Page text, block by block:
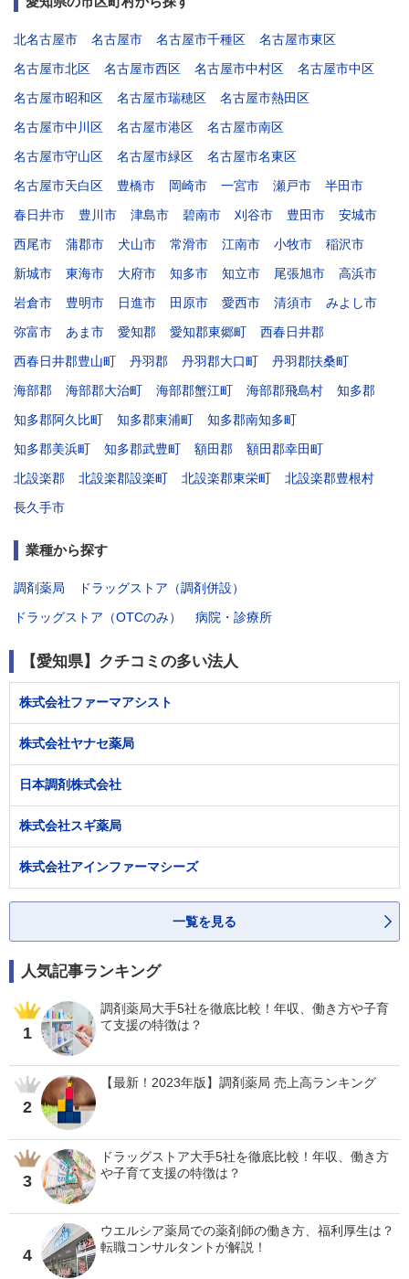
北名古屋市 名古屋市 名古屋市千種区
名古屋市東区
名古屋市北区
名古屋市西区 名古屋市中村区
名古屋市中区
名古屋市昭和区
名古屋市瑞穂区
名古屋市熱田区
名古屋市中川区
名古屋市港区
名古屋市南区
名古屋市守山区
名古屋市緑区
名古屋市名東区
名古屋市天白区
豊橋市 岡崎市 一宮市 瀬戸市
半田市
春日井市
豊川市 津島市 碧南市 刈谷市 豊田市
安城市
西尾市
蒲郡市 犬山市 常滑市 江南市 小牧市
稲沢市
新城市
東海市 大府市 知多市 知立市 尾張旭市
高浜市
岩倉市
豊明市 日進市 田原市 愛西市 清須市
みよし市
弥富市
あま市 愛知郡 愛知郡東郷町
西春日井郡
西春日井郡豊山町
丹羽郡 丹羽郡大口町
丹羽郡扶桑町
海部郡
海部郡大治町 海部郡蟹江町 海部郡飛島村
知多郡
知多郡阿久比町
知多郡東浦町
知多郡南知多町
知多郡美浜町
知多郡武豊町 額田郡
額田郡幸田町
北設楽郡
北設楽郡設楽町 北設楽郡東栄町
北設楽郡豊根村
長久手市
業種から探す
調剤薬局
ドラッグストア（調剤併設）
ドラッグストア（OTCのみ）
病院・診療所
【愛知県】クチコミの多い法人
株式会社ファーマアシスト
株式会社ヤナセ薬局
日本調剤株式会社
株式会社スギ薬局
株式会社アインファーマシーズ
一覧を見る
人気記事ランキング
1
調剤薬局大手5社を徹底比較！年収、働き方や子育
て支援の特徴は？
2
【最新！2023年版】調剤薬局 売上高ランキング
3
ドラッグストア大手5社を徹底比較！年収、働き方
や子育て支援の特徴は？
4
ウエルシア薬局での薬剤師の働き方、福利厚生は？
転職コンサルタントが解説！